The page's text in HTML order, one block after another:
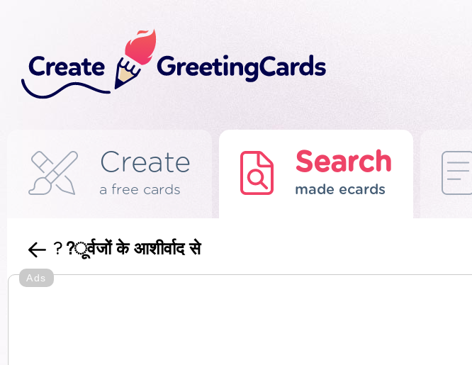
Create
a free cards
Search
made ecards
??ूर्वजों के आशीर्वाद से
Ads